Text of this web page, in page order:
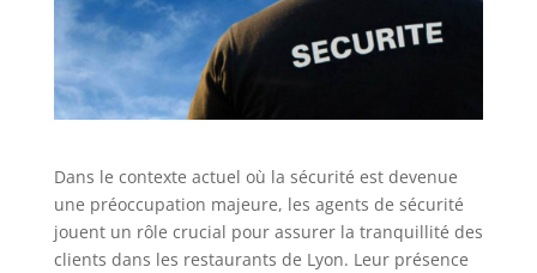
Dans le contexte actuel où la sécurité est devenue
une préoccupation majeure, les agents de sécurité
jouent un rôle crucial pour assurer la tranquillité des
clients dans les restaurants de Lyon. Leur présence